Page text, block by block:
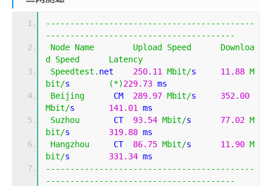
-------------------------------------------
---------------------------------------
Node Name Upload Speed
Downloa
d
Speed
Latency
Speedtest . net 250.11 Mbit/s 11.88 M
bit/s (*)229.73
Beijing
      CM
289.97 Mbit/s 352.00
Mbit/s 141.01
Suzhou
       CT
93.54 Mbit/s 77.02 M
bit/s 319.88
Hangzhou
     CT
86.75 Mbit/s 11.90 M
bit/s 331.34
-------------------------------------------
---------------------------------------